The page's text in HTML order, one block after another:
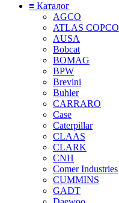
≡ Каталог
AGCO
ATLAS COPCO
AUSA
Bobcat
BOMAG
BPW
Brevini
Buhler
CARRARO
Case
Caterpillar
CLAAS
CLARK
CNH
Comer Industries
CUMMINS
GADT